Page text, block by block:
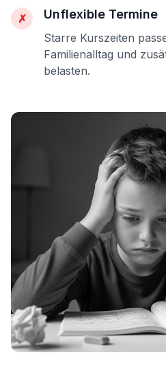
✗ Unflexible Termine
Starre Kurszeiten
Familienalltag und
belasten.